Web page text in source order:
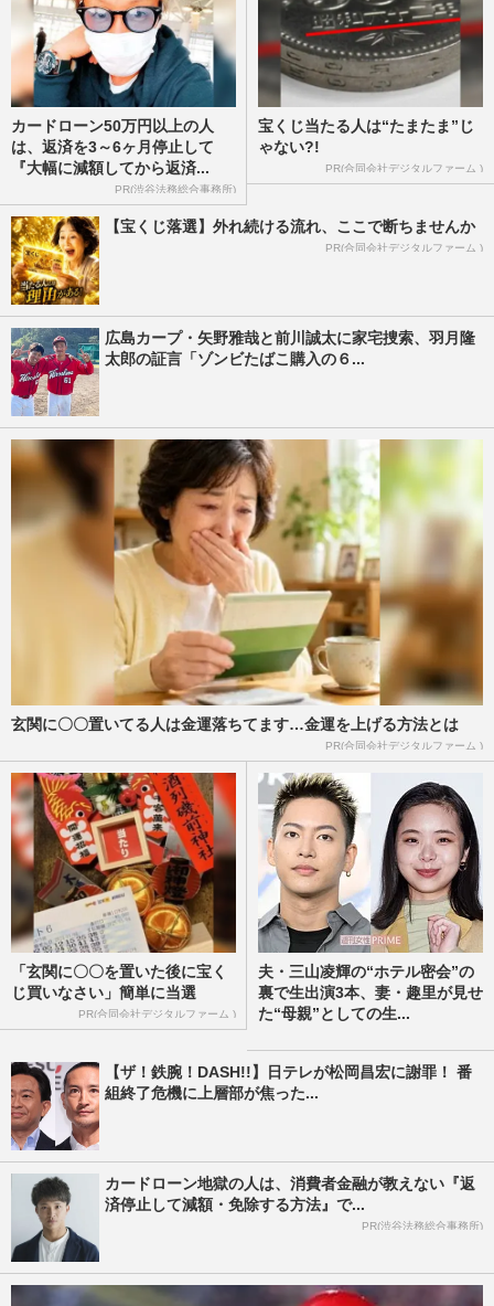
カードローン50万円以上の人
は、返済を3～6ヶ月停止して
『大幅に減額してから返済...
PR(渋谷法務総合事務所)
宝くじ当たる人は“たまたま”じ
ゃない?!
PR(合同会社デジタルファーム )
【宝くじ落選】外れ続ける流れ、ここで断ちませんか
PR(合同会社デジタルファーム )
広島カープ・矢野雅哉と前川誠太に家宅捜索、羽月隆
太郎の証言「ゾンビたばこ購入の６...
玄関に〇〇置いてる人は金運落ちてます…金運を上げる方法とは
PR(合同会社デジタルファーム )
「玄関に〇〇を置いた後に宝く
じ買いなさい」簡単に当選
PR(合同会社デジタルファーム )
夫・三山凌輝の“ホテル密会”の
裏で生出演3本、妻・趣里が見せ
た“母親”としての生...
【ザ！鉄腕！DASH!!】日テレが松岡昌宏に謝罪！ 番
組終了危機に上層部が焦った...
カードローン地獄の人は、消費者金融が教えない『返
済停止して減額・免除する方法』で...
PR(渋谷法務総合事務所)